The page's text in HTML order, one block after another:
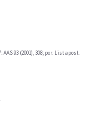
93 (2001), 308; por. List apost.